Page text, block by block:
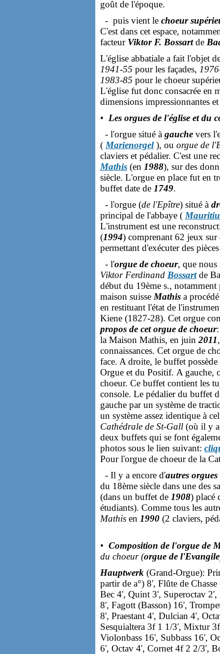
goût de l'époque.
- puis vient le choeur
C'est dans cet espace,
facteur Viktor F. Bossartde
L'église abbatiale a fait l'objet
1941-55 pour les façades,
1983-85 pour le choeur
L'église fut donc consacrée en
dimensions impressionnantes
• Les orgues de l'église et du
- l'orgue situé à gauche vers
( Marienorgel), ou orgue de
claviers et pédalier. C'est une
Mathis (en 1988), sur des
siècle. L'orgue en place fut en
buffet date de 1749.
- l'orgue (de l'Epître) situé à
principal de l'abbaye (
L'instrument est une
(1994) comprenant 62 jeux
permettant d'exécuter des
- l'orgue de choeur, que nous
Viktor Ferdinand Bossartde
début du 19ème s.,
maison suisse Mathis a
en restituant l'état de
Kiene (1827-28). Cet orgue
propos de cet orgue de choeur
la Maison Mathis, en juin 2011
connaissances. Cet orgue de
face. A droite, le buffet
Orgue et du Positif. A gauche,
choeur. Ce buffet contient les
console. Le pédalier du buffet
gauche par un système de
un système assez identique à
Cathédrale de St-Gall (où il y a
deux buffets qui se font
photos sous le lien suivant:
Pour l'orgue de choeur de la
- Il y a encore d'autres orgues
du 18ème siècle dans une des
(dans un buffet de 1908) placé
étudiants). Comme tous les
Mathis en 1990 (2 claviers,
• Composition de l'orgue de
du choeur (orgue de l'Evangile
Hauptwerk (Grand-Orgue):
partir de a°) 8', Flûte de
Bec 4', Quint 3', Superoctav
8', Fagott (Basson) 16',
8', Praestant 4', Dulcian 4',
Sesquialtera 3f 1 1/3', Mixtur
Violonbass 16', Subbass 16',
6', Octav 4', Cornet 4f 2 2/3',